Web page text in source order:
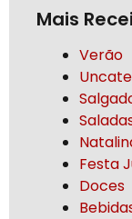
Mais
Verão
Festa
Doces